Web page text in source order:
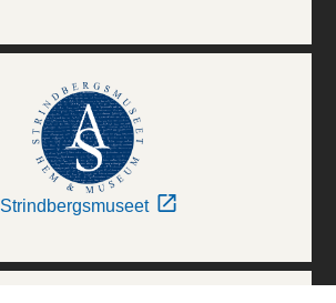
Strindbergsmuseet